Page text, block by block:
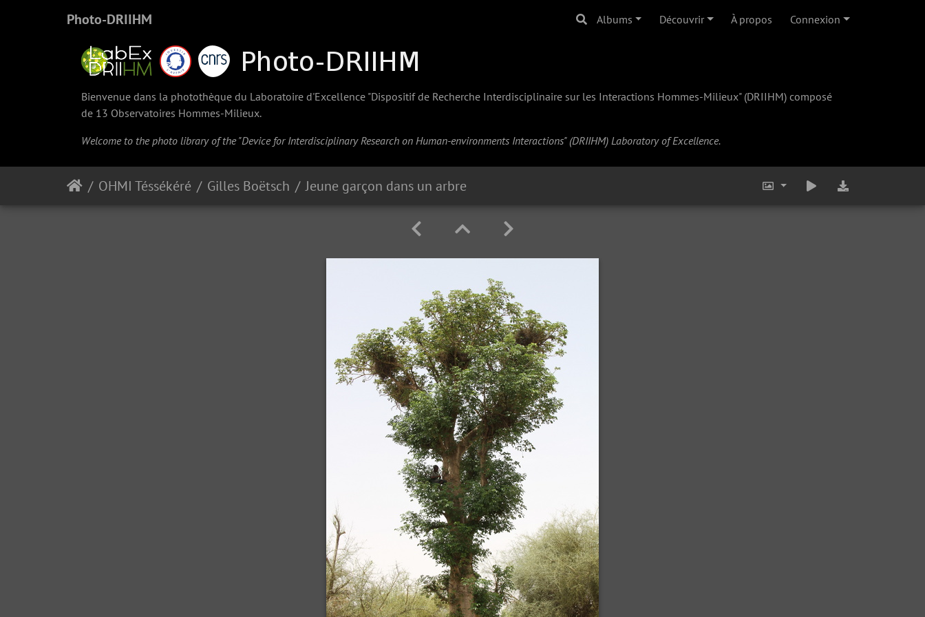
Photo-DRIIHM Albums Découvrir À propos Connexion
Bienvenue dans la photothèque du Laboratoire d'Excellence "Dispositif de Recherche Interdisciplinaire sur les Interactions Hommes-Milieux" (DRIIHM) composé
de 13 Observatoires Hommes-Milieux.
Welcome to the photo library of the "Device for Interdisciplinary Research on Human-environments Interactions" (DRIIHM) Laboratory of Excellence.
OHMI Téssékéré Gilles Boëtsch Jeune garçon dans un arbre